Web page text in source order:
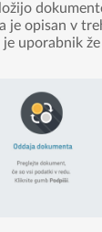
je opisan v
uporabnik